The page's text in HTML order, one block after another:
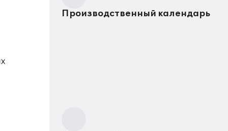
Производственный календарь